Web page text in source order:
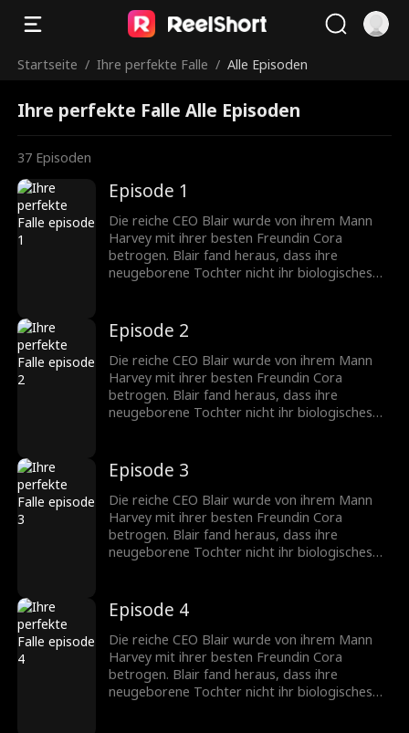
Startseite / Ihre perfekte Falle / Alle Episoden
Ihre perfekte Falle Alle Episoden
37 Episoden
Episode 1
Die reiche CEO Blair wurde von ihrem Mann
Harvey mit ihrer besten Freundin Cora
betrogen. Blair fand heraus, dass ihre
neugeborene Tochter nicht ihr biologisches
heimlich ihr befruchtetes Ei ausgetauscht.
Blair beschloss, sich zu rächen. Sie zog Coras
Tochter absichtlich als dummes Mädchen auf
und enthüllte die Wahrheit öffentlich, um alles
zurückzufordern...
Episode 2
Die reiche CEO Blair wurde von ihrem Mann
Harvey mit ihrer besten Freundin Cora
betrogen. Blair fand heraus, dass ihre
neugeborene Tochter nicht ihr biologisches
heimlich ihr befruchtetes Ei ausgetauscht.
Blair beschloss, sich zu rächen. Sie zog Coras
Tochter absichtlich als dummes Mädchen auf
und enthüllte die Wahrheit öffentlich, um alles
zurückzufordern...
Episode 3
Die reiche CEO Blair wurde von ihrem Mann
Harvey mit ihrer besten Freundin Cora
betrogen. Blair fand heraus, dass ihre
neugeborene Tochter nicht ihr biologisches
heimlich ihr befruchtetes Ei ausgetauscht.
Blair beschloss, sich zu rächen. Sie zog Coras
Tochter absichtlich als dummes Mädchen auf
und enthüllte die Wahrheit öffentlich, um alles
zurückzufordern...
Episode 4
Die reiche CEO Blair wurde von ihrem Mann
Harvey mit ihrer besten Freundin Cora
betrogen. Blair fand heraus, dass ihre
neugeborene Tochter nicht ihr biologisches